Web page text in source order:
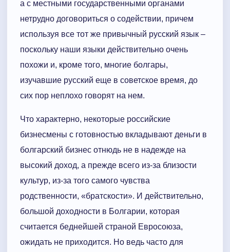
а с местными государственными органами
нетрудно договориться о содействии, причем
используя все тот же привычный русский язык –
поскольку наши языки действительно очень
похожи и, кроме того, многие болгары,
изучавшие русский еще в советское время, до
сих пор неплохо говорят на нем.
Что характерно, некоторые российские
бизнесмены с готовностью вкладывают деньги в
болгарский бизнес отнюдь не в надежде на
высокий доход, а прежде всего из-за близости
культур, из-за того самого чувства
родственности, «братскости». И действительно,
большой доходности в Болгарии, которая
считается беднейшей страной Евросоюза,
ожидать не приходится. Но ведь часто для